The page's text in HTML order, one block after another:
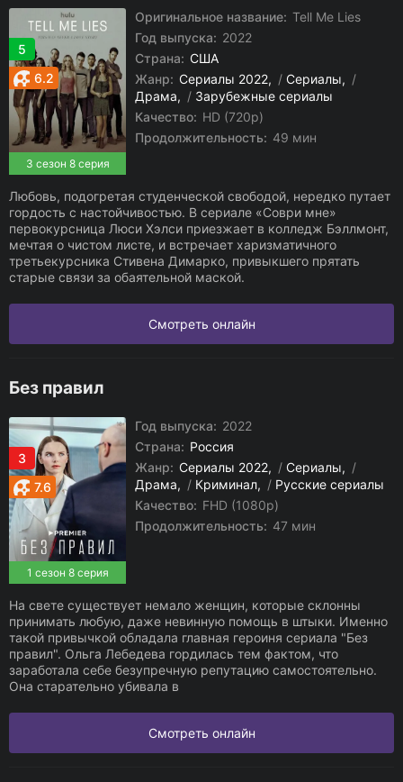
5
3 сезон 8 серия
6.2
Оригинальное название: Tell Me Lies
Год выпуска: 2022
Страна: США
Жанр: Сериалы 2022 / Сериалы
/
Драма
/ Зарубежные сериалы
Качество: HD (720p)
Продолжительность: 49 мин
Любовь, подогретая студенческой свободой, нередко путает
гордость с настойчивостью. В сериале «Соври мне»
первокурсница Люси Хэлси приезжает в колледж Бэллмонт,
мечтая о чистом листе, и встречает харизматичного
третьекурсника Стивена Димарко, привыкшего прятать
старые связи за обаятельной маской.
Смотреть онлайн
Без правил
3
1 сезон 8 серия
7.6
Год выпуска: 2022
Страна: Россия
Жанр: Сериалы 2022 / Сериалы
/
Драма
/ Криминал / Русские сериалы
Качество: FHD (1080p)
Продолжительность: 47 мин
На свете существует немало женщин, которые склонны
принимать любую, даже невинную помощь в штыки. Именно
такой привычкой обладала главная героиня сериала "Без
правил". Ольга Лебедева гордилась тем фактом, что
заработала себе безупречную репутацию самостоятельно.
Она старательно убивала в
Смотреть онлайн